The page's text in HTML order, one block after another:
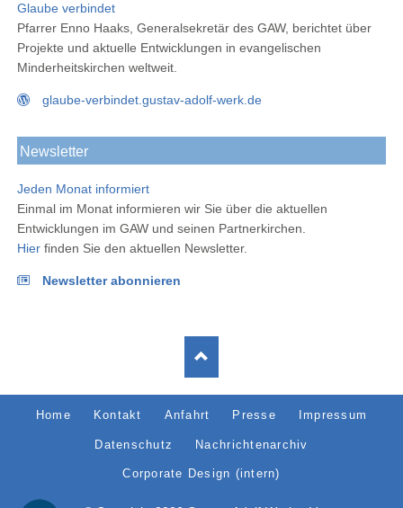
Glaube verbindet
Pfarrer Enno Haaks, Generalsekretär des GAW, berichtet über
Projekte und aktuelle Entwicklungen in evangelischen
Minderheitskirchen weltweit.
glaube-verbindet.gustav-adolf-werk.de
Newsletter
Jeden Monat informiert
Einmal im Monat informieren wir Sie über die aktuellen
Entwicklungen im GAW und seinen Partnerkirchen.
Hierfinden Sie den aktuellen Newsletter.
Newsletter abonnieren
Navigation
Home Kontakt Anfahrt Presse Impressum
Datenschutz Nachrichtenarchiv
Corporate Design (intern)